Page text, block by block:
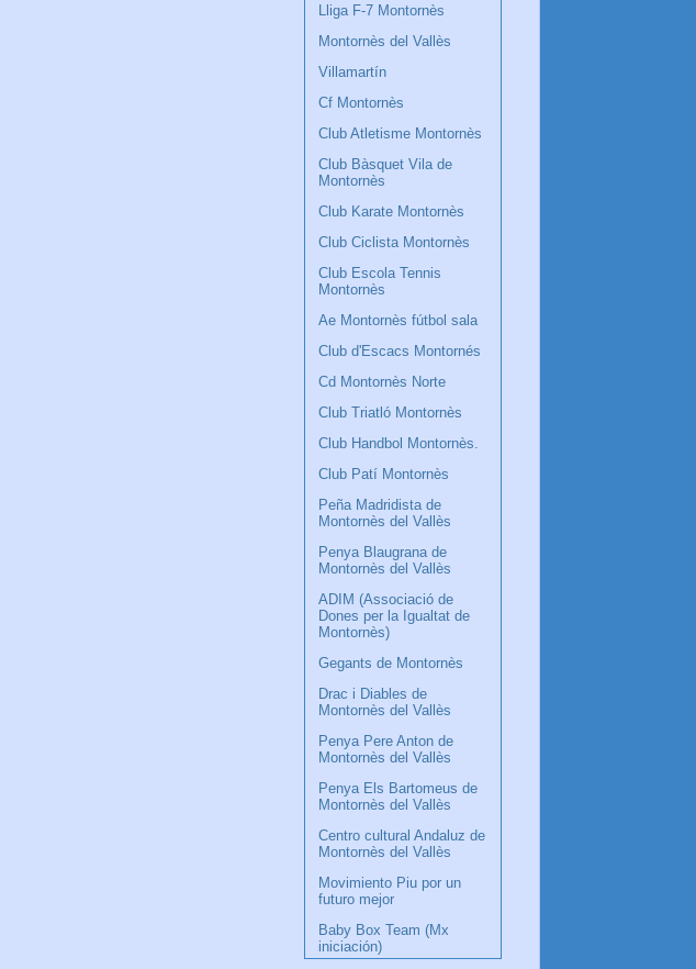
Lliga F-7 Montornès
Montornès del Vallès
Villamartín
Cf Montornès
Club Atletisme Montornès
Club Bàsquet Vila de
Montornès
Club Karate Montornès
Club Ciclista Montornès
Club Escola Tennis
Montornès
Ae Montornès fútbol sala
Club d'Escacs Montornés
Cd Montornès Norte
Club Triatló Montornès
Club Handbol Montornès.
Club Patí Montornès
Peña Madridista de
Montornès del Vallès
Penya Blaugrana de
Montornès del Vallès
ADIM (Associació de
Dones per la Igualtat de
Montornès)
Gegants de Montornès
Drac i Diables de
Montornès del Vallès
Penya Pere Anton de
Montornès del Vallès
Penya Els Bartomeus de
Montornès del Vallès
Centro cultural Andaluz de
Montornès del Vallès
Movimiento Piu por un
futuro mejor
Baby Box Team (Mx
iniciación)